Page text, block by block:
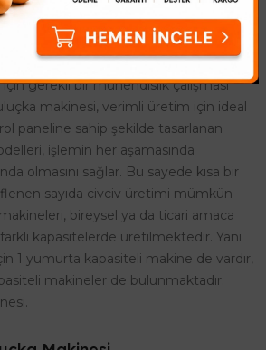
üretimi, farklı amaçlara yönelik
Civcivler genelde doğal yolla çoğaltılır
arttırdığı gibi, üretim sürecini de
için gerekli bir mühendislik çalışması
makinesi, verimli üretim için ideal
paneline sahip şekilde tasarlanan
işlemin her aşamasında
olmasını sağlar. Bu sayede kısa bir
sayıda civciv üretimi mümkün
bireysel ya da ticari amaca
kapasitelerde üretilmektedir. Yani
1 yumurta kapasiteli makine de vardır,
makineler de bulunmaktadır.